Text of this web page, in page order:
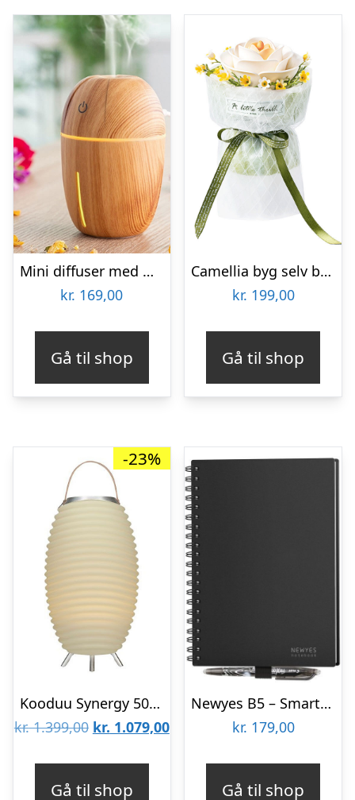
Mini diffuser med mulighed for aroma – honey pine look
kr. 169,00
Gå til shop
Camellia byg selv blomst Rokrâ¢ (AF011)
kr. 199,00
Gå til shop
-23%
Kooduu Synergy 50S Bluetooth-højttaler
kr.1.399,00 Den
kr. 1.079,00Den
Gå til shop
Newyes B5 – Smart Notesbog
kr. 179,00
Gå til shop